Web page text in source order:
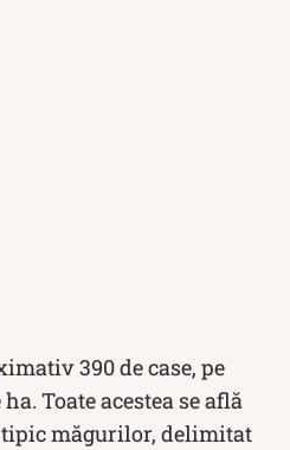
390 de case, pe
Toate acestea se află
măgurilor, delimitat